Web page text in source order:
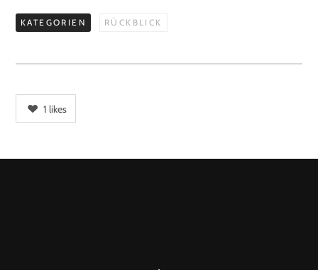
KATEGORIEN RÜCKBLICK
1 likes